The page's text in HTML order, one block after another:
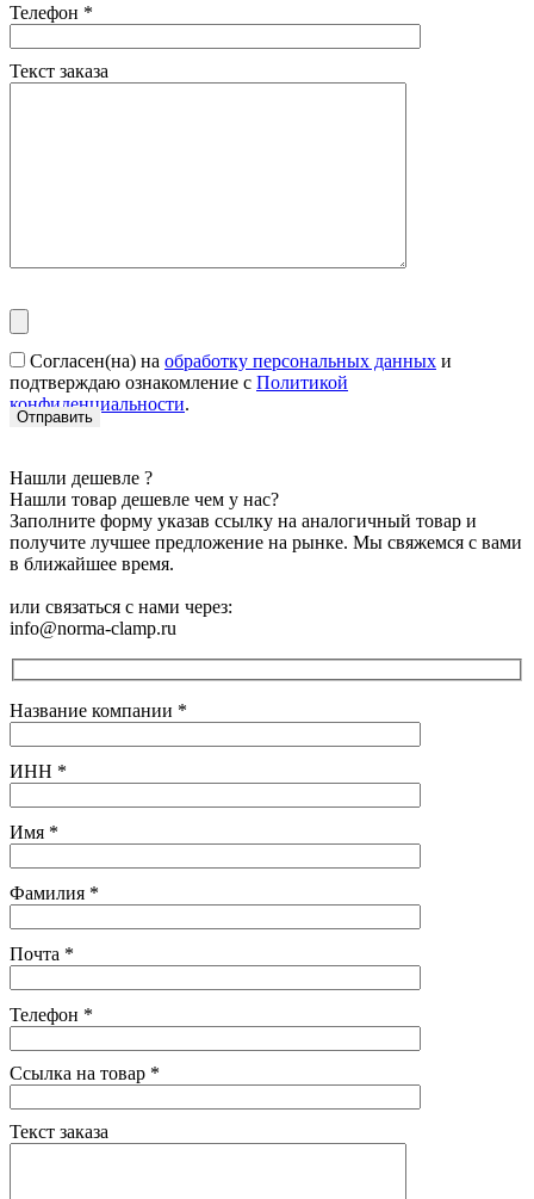
Телефон *
Текст заказа
Согласен(на) на обработку персональных данных и
подтверждаю ознакомление с Политикой
конфиденциальности.
Нашли дешевле ?
Нашли товар дешевле чем у нас?
Заполните форму указав ссылку на аналогичный товар и
получите лучшее предложение на рынке. Мы свяжемся с вами
в ближайшее время.
или связаться с нами через:
info@norma-clamp.ru
Название компании *
ИНН *
Имя *
Фамилия *
Почта *
Телефон *
Ссылка на товар *
Текст заказа